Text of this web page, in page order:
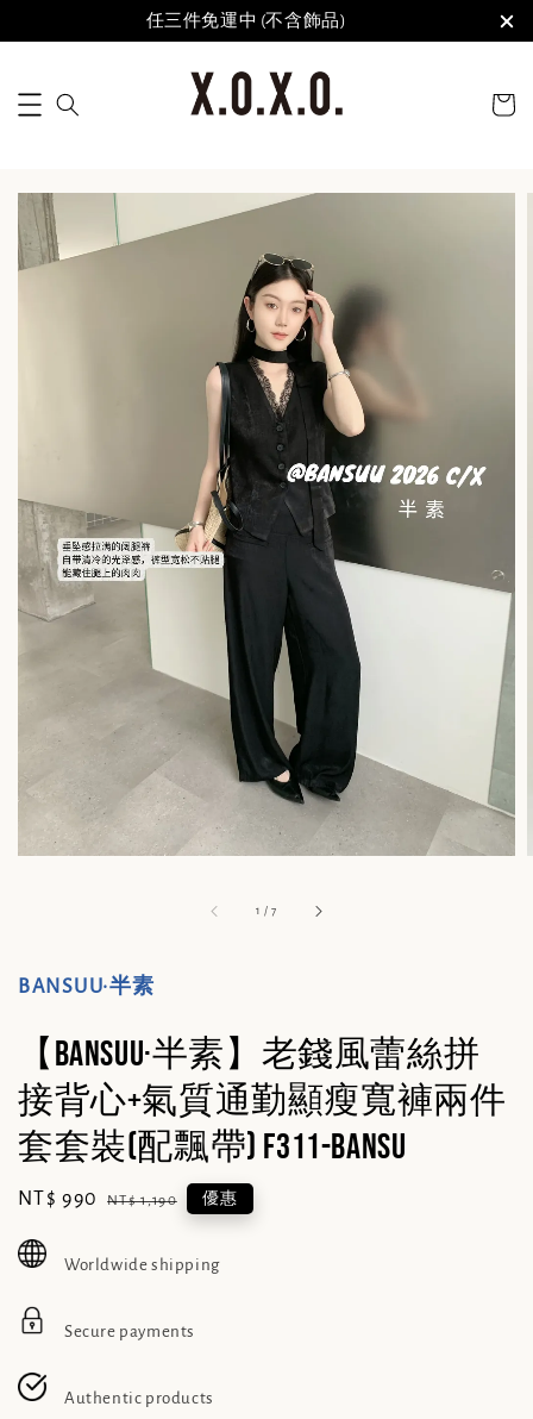
任三件免運中 (不含飾品)
1 /7
BANSUU·半素
【BANSUU·半素】老錢風蕾絲拼
接背心+氣質通勤顯瘦寬褲兩件
套套裝(配飄帶) F311-BanSu
Sale
NT$ 990 Regular
NT$ 1,190 優惠
Worldwide shipping
Secure payments
Authentic products